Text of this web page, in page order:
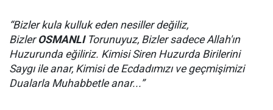
“Bizler kula kulluk eden nesiller değiliz,
Bizler OSMANLITorunuyuz, Bizler sadece Allah'ın
Huzurunda eğiliriz. Kimisi Siren Huzurda Birilerini
Saygı ile anar, Kimisi de Ecdadımızı ve geçmişimizi
Dualarla Muhabbetle anar...”